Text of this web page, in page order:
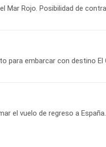
Mar Rojo. Posibilidad de
para embarcar con destino El
el vuelo de regreso a